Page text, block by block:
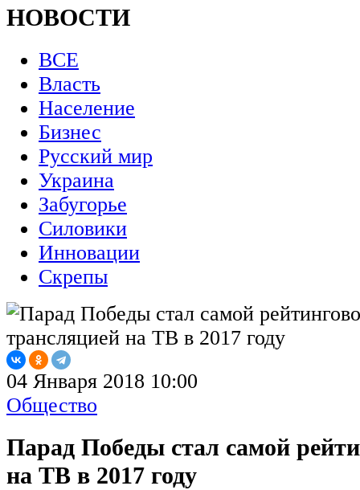
НОВОСТИ
ВСЕ
Власть
Население
Бизнес
Русский мир
Украина
Забугорье
Силовики
Инновации
Скрепы
04 Января 2018 10:00
Общество
Парад Победы стал самой
на ТВ в 2017 году